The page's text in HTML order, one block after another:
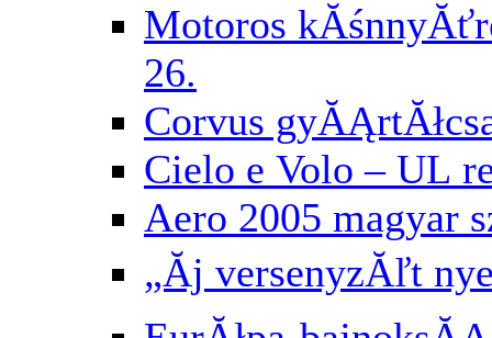
Motoros
26.
Corvus
Cielo e Volo – UL
Aero 2005 magyar
„Ăj versenyzĂľt